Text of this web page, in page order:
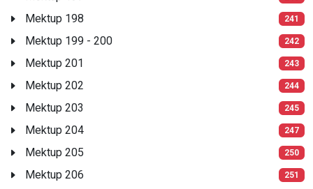
Mektup 198 241
Mektup 199 - 200 242
Mektup 201 243
Mektup 202 244
Mektup 203 245
Mektup 204 247
Mektup 205 250
Mektup 206 251